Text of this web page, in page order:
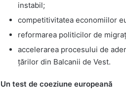
instabil;
competitivitatea economiilor
reformarea politicilor de
accelerarea procesului de
țărilor din Balcanii de Vest.
Un test de coeziune europeană